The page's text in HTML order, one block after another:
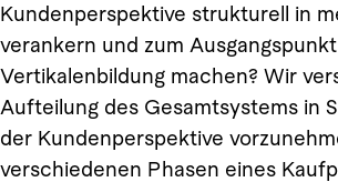
Kundenperspektive strukturell in
verankern und zum
Vertikalenbildung machen? Wir
Aufteilung des Gesamtsystems in
der Kundenperspektive
verschiedenen Phasen eines